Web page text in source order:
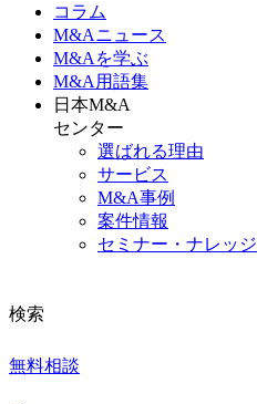
コラム
M&Aニュース
M&Aを学ぶ
M&A 用語集
日本M&A
センター
選ばれる理由
サービス
M&A事例
案件情報
セミナー・ナレッジ
検索
無料相談